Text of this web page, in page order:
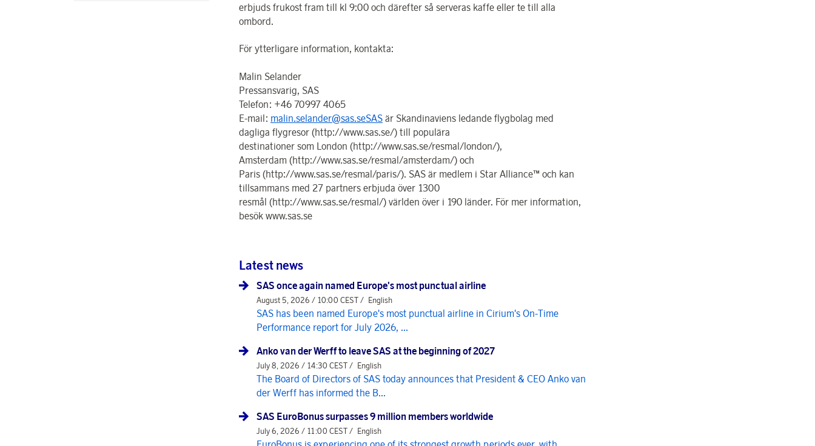
erbjuds frukost fram till kl 9:00 och därefter så serveras kaffe eller te till alla
ombord.
För ytterligare information, kontakta:
Malin Selander
Pressansvarig, SAS
Telefon: +46 70997 4065
E-mail: malin.selander@sas.seSAS är Skandinaviens ledande flygbolag med
dagliga flygresor (http://www.sas.se/) till populära
destinationer som London (http://www.sas.se/resmal/london/),
Amsterdam (http://www.sas.se/resmal/amsterdam/) och
Paris (http://www.sas.se/resmal/paris/). SAS är medlem i Star Alliance™ och kan
tillsammans med 27 partners erbjuda över 1300
resmål (http://www.sas.se/resmal/) världen över i 190 länder. För mer information,
besök www.sas.se
Latest news
SAS once again named Europe's most punctual airline
August 5, 2026 / 10:00 CEST / English
SAS has been named Europe's most punctual airline in Cirium's On-Time
Performance report for July 2026, ...
Anko van der Werff to leave SAS at the beginning of 2027
July 8, 2026 / 14:30 CEST / English
The Board of Directors of SAS today announces that President & CEO Anko van
der Werff has informed the B...
SAS EuroBonus surpasses 9 million members worldwide
July 6, 2026 / 11:00 CEST / English